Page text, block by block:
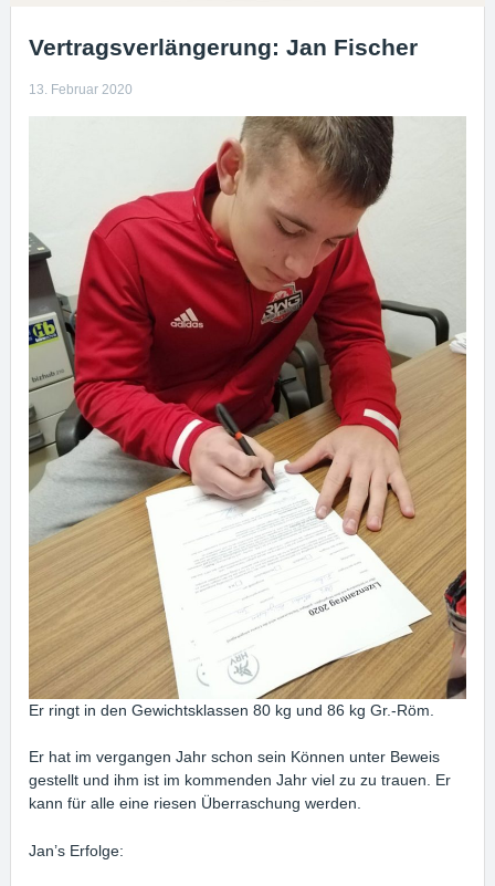
Vertragsverlängerung: Jan Fischer
13. Februar 2020
Er ringt in den Gewichtsklassen 80 kg und 86 kg Gr.-Röm.
Er hat im vergangen Jahr schon sein Können unter Beweis
gestellt und ihm ist im kommenden Jahr viel zu zu trauen. Er
kann für alle eine riesen Überraschung werden.
Jan’s Erfolge: